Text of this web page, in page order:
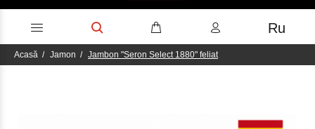
Ru
Acasă Jamon Jambon "Seron Select 1880" feliat